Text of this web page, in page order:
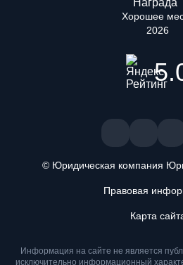
Хорошее
2026
© Юридическая компания
Правовая
Карта
Информация на сайте не является
исключительно информационный